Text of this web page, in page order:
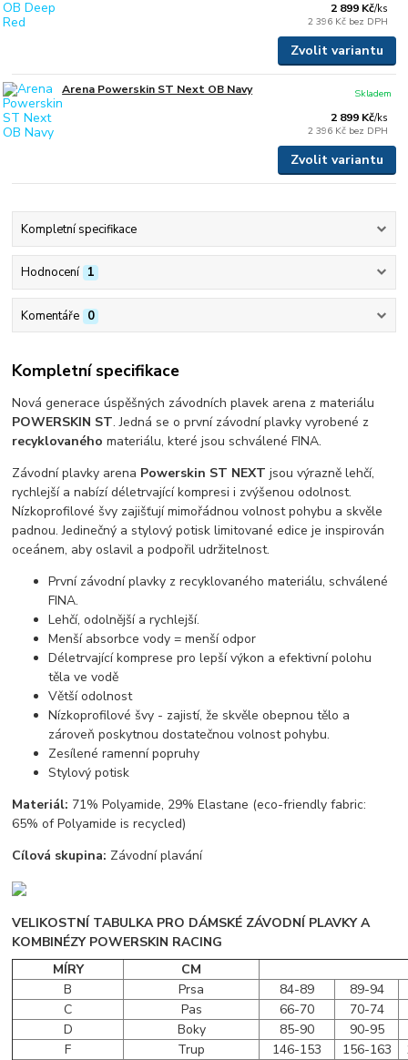
2 899 Kč/ks
2 396 Kč bez DPH
Zvolit variantu
Arena Powerskin ST Next OB Navy
2 899 Kč/ks
2 396 Kč bez DPH
Skladem
Zvolit variantu
Kompletní specifikace
Hodnocení 1
Komentáře 0
Kompletní specifikace
Nová generace úspěšných závodních plavek arena z materiálu
POWERSKIN ST. Jedná se o první závodní plavky vyrobené z
recyklovanéhomateriálu, které jsou schválené FINA.
Závodní plavky arena Powerskin ST NEXTjsou výrazně lehčí,
rychlejší a nabízí déletrvající kompresi i zvýšenou odolnost.
Nízkoprofilové švy zajišťují mimořádnou volnost pohybu a skvěle
padnou. Jedinečný a stylový potisk limitované edice je inspirován
oceánem, aby oslavil a podpořil udržitelnost.
První závodní plavky z recyklovaného materiálu, schválené
FINA.
Lehčí, odolnější a rychlejší.
Menší absorbce vody = menší odpor
Déletrvající komprese pro lepší výkon a efektivní polohu
těla ve vodě
Větší odolnost
Nízkoprofilové švy - zajistí, že skvěle obepnou tělo a
zároveň poskytnou dostatečnou volnost pohybu.
Zesílené ramenní popruhy
Stylový potisk
Materiál: 71% Polyamide, 29% Elastane (eco-friendly fabric:
65% of Polyamide is recycled)
Cílová skupina: Závodní plavání
VELIKOSTNÍ TABULKA PRO DÁMSKÉ ZÁVODNÍ PLAVKY A
KOMBINÉZY POWERSKIN RACING
MÍRY
CM
B
Prsa 84-89
89-94
C
Pas 66-70
70-74
D
Boky 85-90
90-95
F
Trup 146-153 156-163